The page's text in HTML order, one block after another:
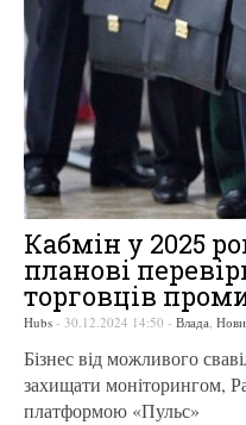
КОНТАКТИ
Кабмін у 2025
планові
торговців
Hubs - 30.12.2024 14:50 - Влада
Бізнес від можливого
захищати моніторингом,
платформою «Пульс»